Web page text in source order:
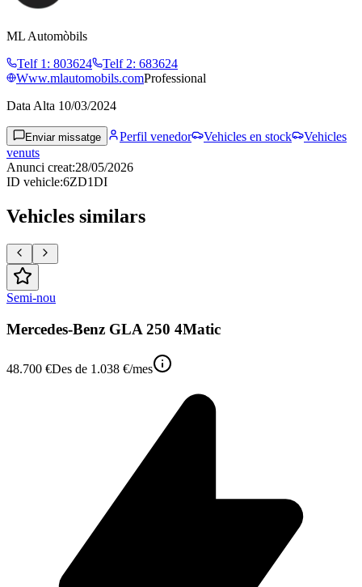
ML Automòbils
Telf 1 : 803624 Telf 2: 683624
Www.mlautomobils.comProfessional
Data Alta 10/03/2024
Enviar missatge Perfil venedor Vehicles en stock
Vehicles
venuts
Anunci creat:28/05/2026
ID vehicle:6ZD1DI
Vehicles similars
Semi-nou
Mercedes-Benz GLA 250 4Matic
48.700 €Des de 1.038 €/mes